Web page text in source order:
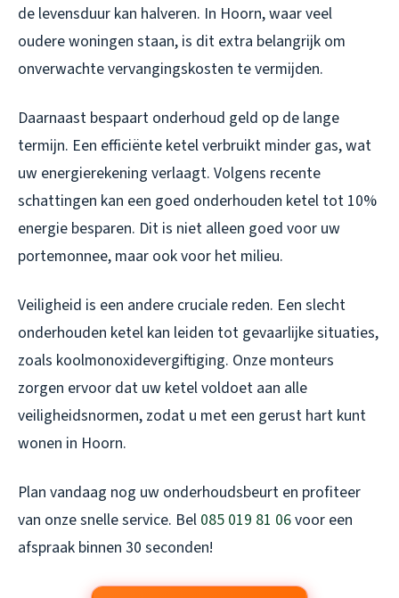
de levensduur kan halveren. In Hoorn, waar veel
oudere woningen staan, is dit extra belangrijk om
onverwachte vervangingskosten te vermijden.
Daarnaast bespaart onderhoud geld op de lange
termijn. Een efficiënte ketel verbruikt minder gas, wat
uw energierekening verlaagt. Volgens recente
schattingen kan een goed onderhouden ketel tot 10%
energie besparen. Dit is niet alleen goed voor uw
portemonnee, maar ook voor het milieu.
Veiligheid is een andere cruciale reden. Een slecht
onderhouden ketel kan leiden tot gevaarlijke situaties,
zoals koolmonoxidevergiftiging. Onze monteurs
zorgen ervoor dat uw ketel voldoet aan alle
veiligheidsnormen, zodat u met een gerust hart kunt
wonen in Hoorn.
Plan vandaag nog uw onderhoudsbeurt en profiteer
van onze snelle service. Bel 085 019 81 06voor een
afspraak binnen 30 seconden!